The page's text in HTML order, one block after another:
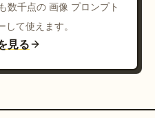
数千点の 画像 プロンプト
て使えます。
見る